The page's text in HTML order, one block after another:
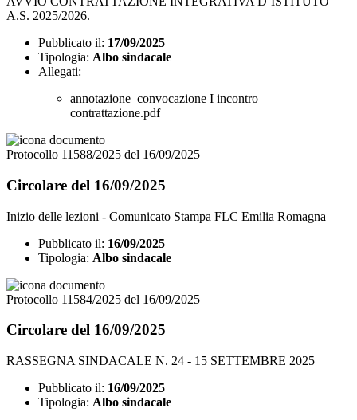
A.S. 2025/2026.
Pubblicato il: 17/09/2025
Tipologia: Albo sindacale
Allegati:
annotazione_convocazione I incontro
contrattazione.pdf
Protocollo 11588/2025 del 16/09/2025
Circolare del 16/09/2025
Inizio delle lezioni - Comunicato Stampa FLC Emilia Romagna
Pubblicato il: 16/09/2025
Tipologia: Albo sindacale
Protocollo 11584/2025 del 16/09/2025
Circolare del 16/09/2025
RASSEGNA SINDACALE N. 24 - 15 SETTEMBRE 2025
Pubblicato il: 16/09/2025
Tipologia: Albo sindacale